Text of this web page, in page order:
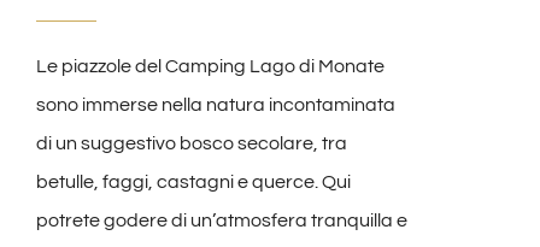
Le piazzole del Camping Lago di Monate
sono immerse nella natura incontaminata
di un suggestivo bosco secolare, tra
betulle, faggi, castagni e querce. Qui
potrete godere di un’atmosfera tranquilla e